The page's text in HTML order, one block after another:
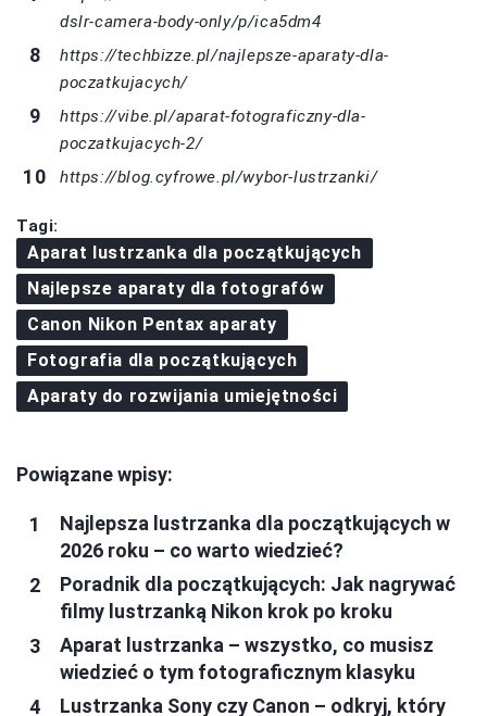
dslr-camera-body-only/p/ica5dm4
https://techbizze.pl/najlepsze-aparaty-dla-
poczatkujacych/
https://vibe.pl/aparat-fotograficzny-dla-
poczatkujacych-2/
https://blog.cyfrowe.pl/wybor-lustrzanki/
Tagi:
Aparat lustrzanka dla początkujących
Najlepsze aparaty dla fotografów
Canon Nikon Pentax aparaty
Fotografia dla początkujących
Aparaty do rozwijania umiejętności
Powiązane wpisy:
Najlepsza lustrzanka dla początkujących w
2026 roku – co warto wiedzieć?
Poradnik dla początkujących: Jak nagrywać
filmy lustrzanką Nikon krok po kroku
Aparat lustrzanka – wszystko, co musisz
wiedzieć o tym fotograficznym klasyku
Lustrzanka Sony czy Canon – odkryj, który